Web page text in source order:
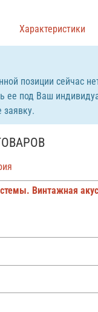
Винтажная
Характеристики
позиции сейчас
ее под Ваш
заявку.